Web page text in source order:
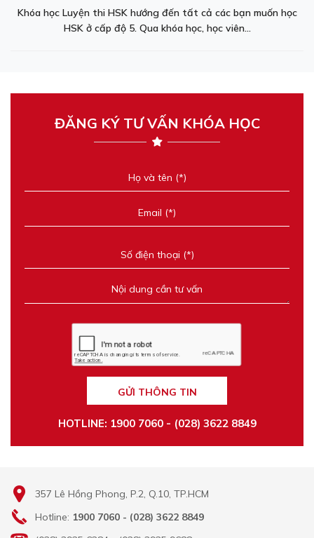
Khóa học Luyện thi HSK hướng đến tất cả các bạn muốn học
HSK ở cấp độ 5. Qua khóa học, học viên...
ĐĂNG KÝ TƯ VẤN KHÓA HỌC
GỬI THÔNG TIN
HOTLINE: 1900 7060 - (028) 3622 8849
357 Lê Hồng Phong, P.2, Q.10, TP.HCM
Hotline: 1900 7060 - (028) 3622 8849